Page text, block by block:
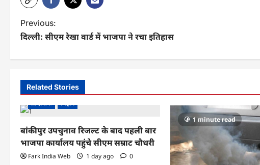
P
o
s
t
n
a
v
i
Previous:
दिल्ली: सीएम रेखा वार्ड में भाजपा ने रचा इतिहास
Related Stories
प्रादेशिक
बिहार
बांकीपुर उपचुनाव रिजल्ट के बाद पहली बार
भाजपा कार्यालय पहुंचे सीएम सम्राट चौधरी
Fark India Web 1 day ago 0
1 minute read